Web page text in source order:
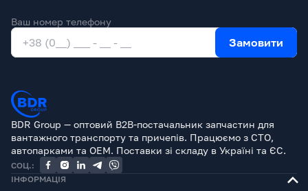
Ваш номер телефону
Замовити
BDR Group — оптовий B2B-постачальник запчастин для
вантажного транспорту та причепів. Працюємо з СТО,
автопарками та OEM. Поставки зі складу в Україні та ЄС.
СОЦ.:
ІНФОРМАЦІЯ